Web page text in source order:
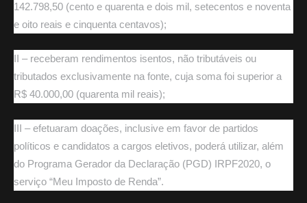
142.798,50 (cento e quarenta e dois mil, setecentos e noventa
e oito reais e cinquenta centavos);
II – receberam rendimentos isentos, não tributáveis ou
tributados exclusivamente na fonte, cuja soma foi superior a
R$ 40.000,00 (quarenta mil reais);
III – efetuaram doações, inclusive em favor de partidos
políticos e candidatos a cargos eletivos, poderá utilizar, além
do Programa Gerador da Declaração (PGD) IRPF2020, o
serviço “Meu Imposto de Renda”.